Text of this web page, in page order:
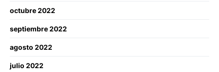
octubre 2022
septiembre 2022
agosto 2022
julio 2022